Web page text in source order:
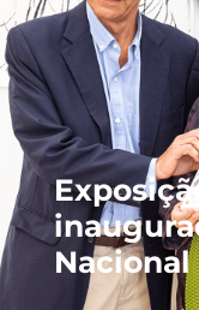
Nacional